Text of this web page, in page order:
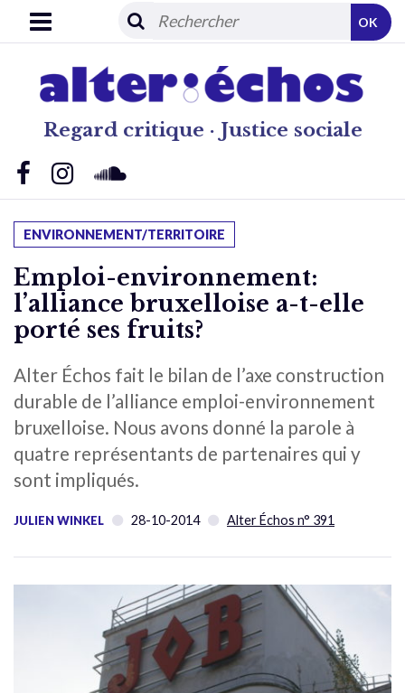
Regard critique · Justice sociale
OK
ENVIRONNEMENT/TERRITOIRE
Emploi-environnement:
l’alliance bruxelloise a-t-elle
porté ses fruits?
Alter Échos fait le bilan de l’axe construction
durable de l’alliance emploi-environnement
bruxelloise. Nous avons donné la parole à
quatre représentants de partenaires qui y
sont impliqués.
JULIEN WINKEL 28-10-2014 Alter Échos n° 391